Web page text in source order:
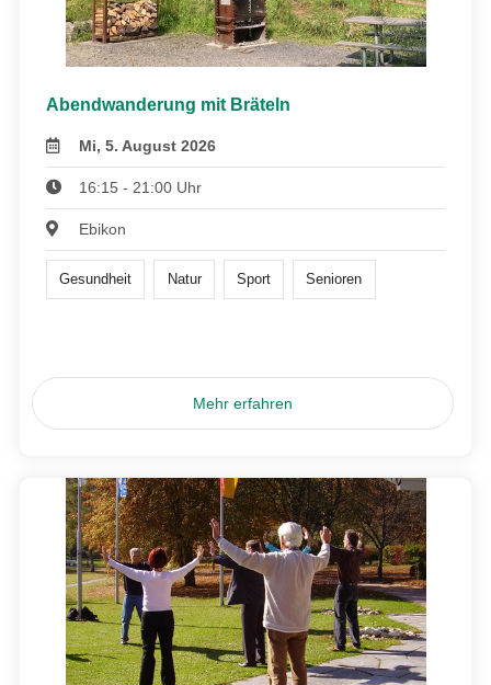
Abendwanderung mit Bräteln
Mi, 5. August 2026
16:15 - 21:00 Uhr
Ebikon
Gesundheit Natur Sport Senioren
Mehr erfahren